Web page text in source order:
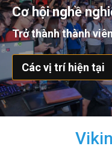
Cơ hội nghề
Trở thành thành
Các vị trí hiện tại